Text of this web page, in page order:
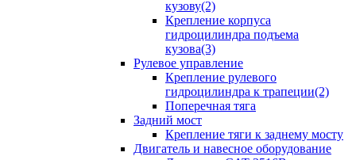
кузову(2)
Крепление корпуса
гидроцилиндра подъема
кузова(3)
Рулевое управление
Крепление рулевого
гидроцилиндра к трапеции(2)
Поперечная тяга
Задний мост
Крепление тяги к заднему мосту
Двигатель и навесное оборудование